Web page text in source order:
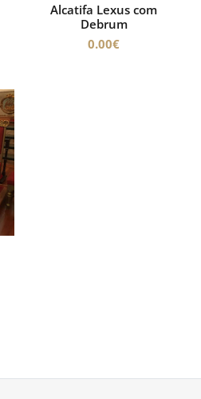
Alcatifa Lexus com
Debrum
0.00€